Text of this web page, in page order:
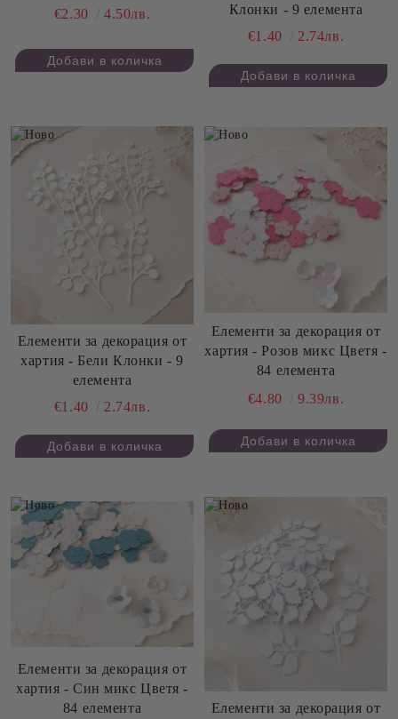
€2.30 4.50лв.
Клонки - 9 елемента
€1.40
2.74лв.
Елементи за декорация от
хартия - Бели Клонки - 9
елемента
€1.40
2.74лв.
Елементи за декорация от
хартия - Розов микс Цветя -
84 елемента
€4.80
9.39лв.
Елементи за декорация от
хартия - Син микс Цветя -
84 елемента
Елементи за декорация от